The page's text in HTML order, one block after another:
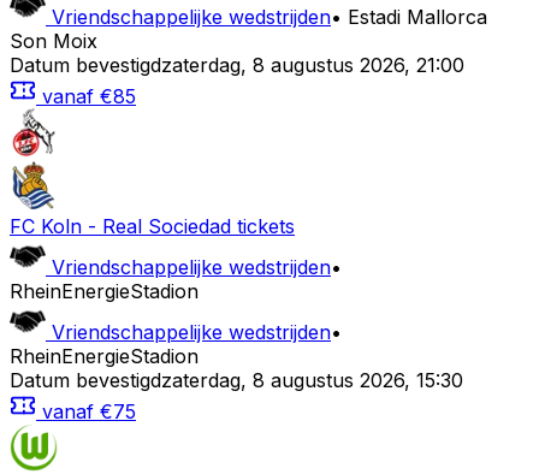
Vriendschappelijke wedstrijden• Estadi Mallorca
Son Moix
Datum bevestigdzaterdag, 8 augustus 2026, 21:00
vanaf €85
FC Koln - Real Sociedad tickets
Vriendschappelijke wedstrijden•
RheinEnergieStadion
Vriendschappelijke wedstrijden•
RheinEnergieStadion
Datum bevestigdzaterdag, 8 augustus 2026, 15:30
vanaf €75